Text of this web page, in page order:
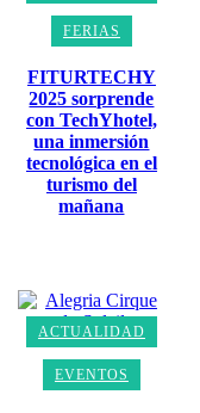
FERIAS
FITURTECHY
2025 sorprende
con TechYhotel,
una inmersión
tecnológica en el
turismo del
mañana
ACTUALIDAD
EVENTOS